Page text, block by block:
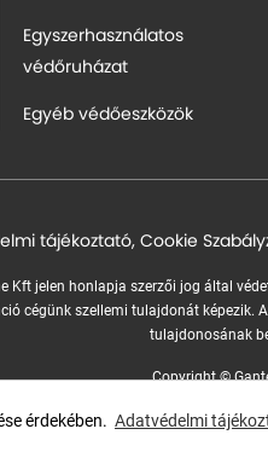
érdekében. Adatvédelmi
Egyszerhasználatos
védőruházat
Egyéb védőeszközök
tájékoztató, Cookie
Kft jelen honlapja szerzői jog által
cégünk szellemi tulajdonát képezik.
tulajdonosának
Copyright ©